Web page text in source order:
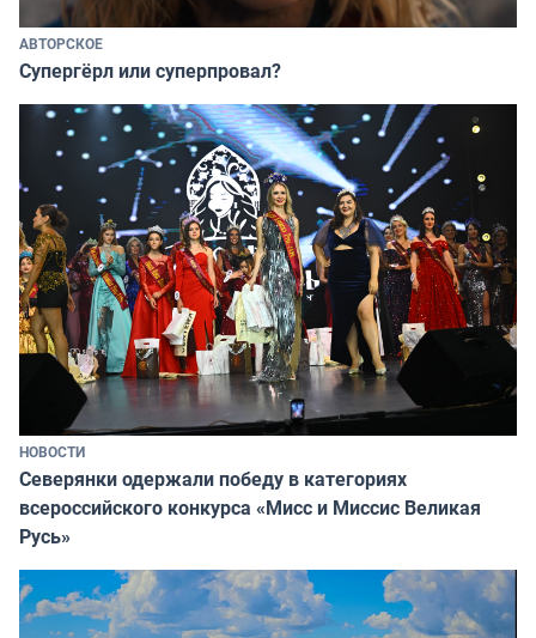
АВТОРСКОЕ
Супергёрл или суперпровал?
НОВОСТИ
Северянки одержали победу в категориях
всероссийского конкурса «Мисс и Миссис Великая
Русь»